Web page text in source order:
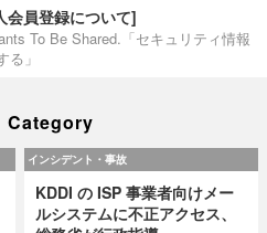
会員登録について]
To Be Shared.「セキュリティ情報
」
Category
インシデント・事故
KDDI の ISP 事業者向けメー
ルシステムに不正アクセス、